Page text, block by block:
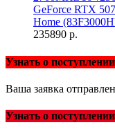
GeForce RTX
Home
235890 р.
Узнать о поступлении
Ваша заявка
Узнать о поступлении